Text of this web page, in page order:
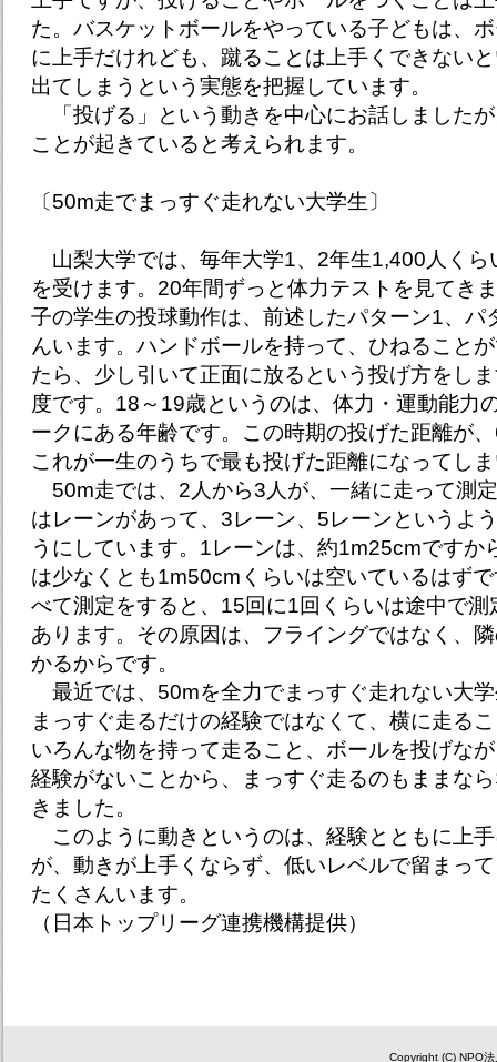
た。バスケットボールをやっている子どもは、
に上手だけれども、蹴ることは上手くできない
出てしまうという実態を把握しています。
「投げる」という動きを中心にお話しました
ことが起きていると考えられます。
〔50m走でまっすぐ走れない大学生〕
山梨大学では、毎年大学1、2年生1,400人くら
を受けます。20年間ずっと体力テストを見てき
子の学生の投球動作は、前述したパターン1、パ
んいます。ハンドボールを持って、ひねること
たら、少し引いて正面に放るという投げ方をし
度です。18～19歳というのは、体力・運動能力
ークにある年齢です。この時期の投げた距離が
これが一生のうちで最も投げた距離になってし
50m走では、2人から3人が、一緒に走って測
はレーンがあって、3レーン、5レーンというよ
うにしています。1レーンは、約1m25cmですか
は少なくとも1m50cmくらいは空いているはず
べて測定をすると、15回に1回くらいは途中で
あります。その原因は、フライングではなく、
かるからです。
最近では、50mを全力でまっすぐ走れない大
まっすぐ走るだけの経験ではなくて、横に走る
いろんな物を持って走ること、ボールを投げな
経験がないことから、まっすぐ走るのもままな
きました。
このように動きというのは、経験とともに上
が、動きが上手くならず、低いレベルで留まっ
たくさんいます。
（日本トップリーグ連携機構提供）
Copyright (C) NPO